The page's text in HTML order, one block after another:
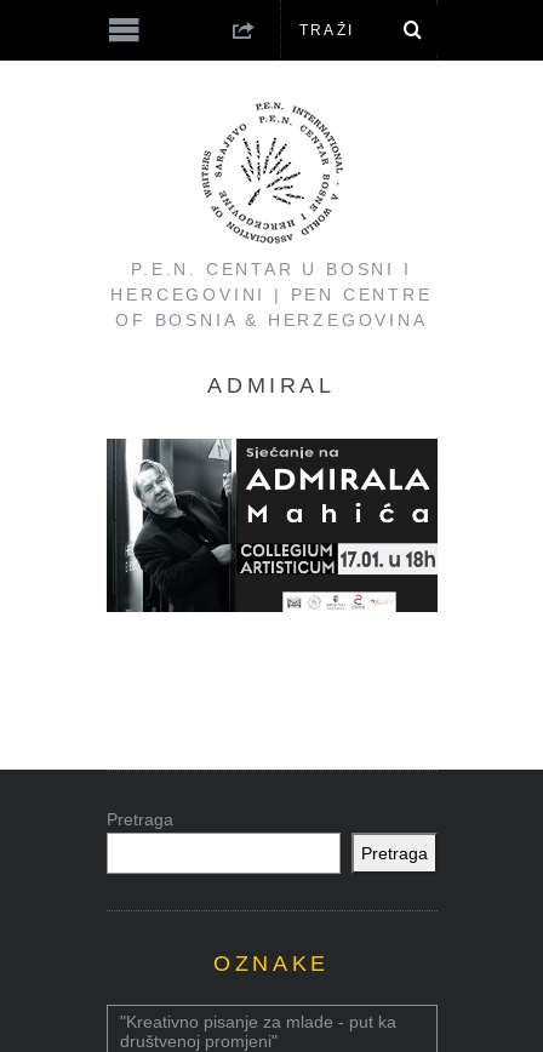
P.E.N. CENTAR U BOSNI I
HERCEGOVINI | PEN CENTRE
OF BOSNIA & HERZEGOVINA
ADMIRAL
Pretraga
Pretraga
OZNAKE
"Kreativno pisanje za mlade - put ka
društvenoj promjeni"